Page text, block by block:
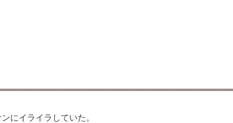
にイライラしていた。